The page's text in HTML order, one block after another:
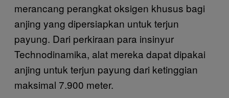
merancang perangkat oksigen khusus bagi
anjing yang dipersiapkan untuk terjun
payung. Dari perkiraan para insinyur
Technodinamika, alat mereka dapat dipakai
anjing untuk terjun payung dari ketinggian
maksimal 7.900 meter.